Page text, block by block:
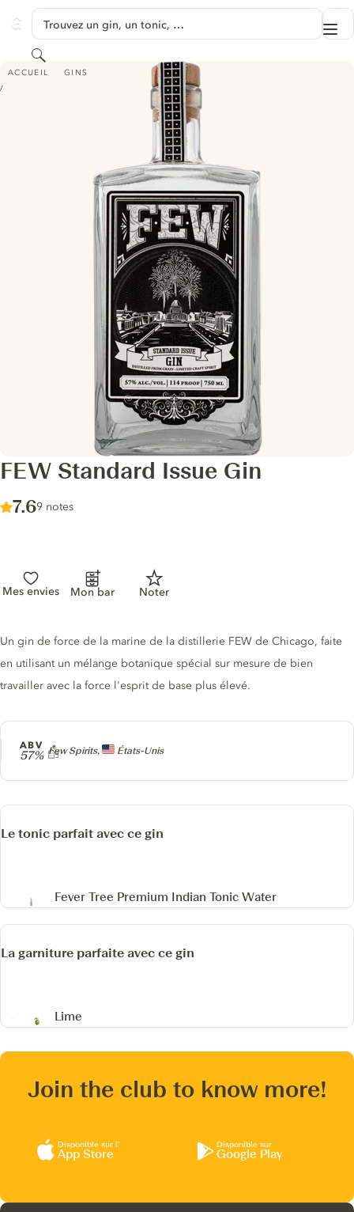
GINVENTORY
Trouvez un gin, un tonic, …
Rechercher
ACCUEIL GINS
FEW STANDARD ISSUE GIN
FEW Standard Issue Gin
Score :
7.6/ 10
9 notes
Mes envies Mon bar Noter
Producteur
Few Spirits, États-Unis
ABV
57%
Description du gin
Un gin de force de la marine de la distillerie FEW de Chicago, faite
en utilisant un mélange botanique spécial sur mesure de bien
travailler avec la force l'esprit de base plus élevé.
Le tonic parfait avec ce gin
Fever Tree Premium Indian Tonic Water
La garniture parfaite avec ce gin
Lime
Join the club to know more!
Disponible sur l’
App Store
Disponible sur
Google Play